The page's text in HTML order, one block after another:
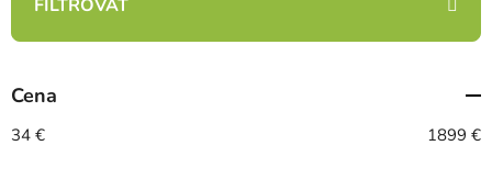
n
e
p
r
Cena
34 € 1899 €